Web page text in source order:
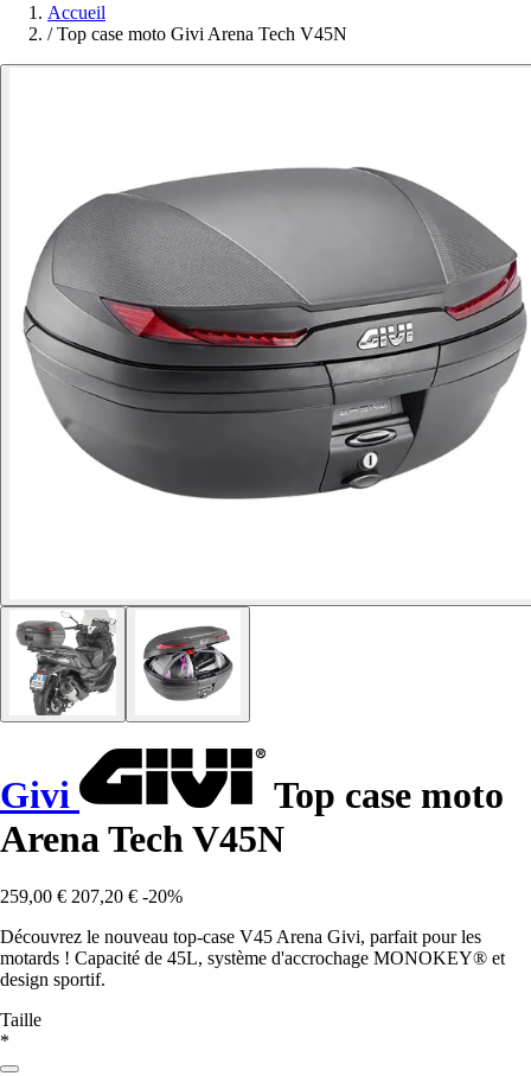
Accueil
/ Top case moto Givi Arena Tech V45N
Givi
Top case moto
Arena Tech V45N
259,00 € 207,20 € -20%
Découvrez le nouveau top-case V45 Arena Givi, parfait pour les
motards ! Capacité de 45L, système d'accrochage MONOKEY® et
design sportif.
Taille
*